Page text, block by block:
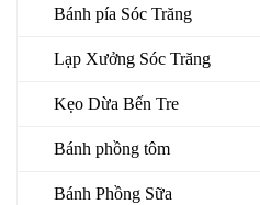
Bánh pía Sóc Trăng
Lạp Xưởng Sóc Trăng
Kẹo Dừa Bến Tre
Bánh phồng tôm
Bánh Phồng Sữa